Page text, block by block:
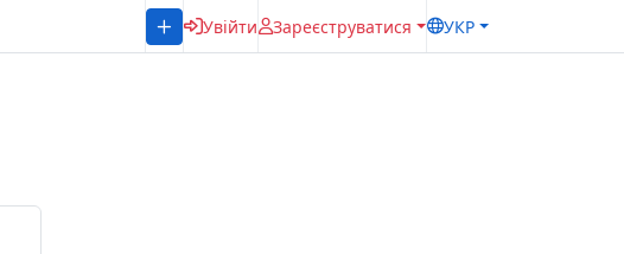
Увійти Зареєструватися УКР